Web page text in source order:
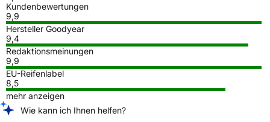
Kundenbewertungen
9,9
Hersteller Goodyear
9,4
Redaktionsmeinungen
9,9
EU-Reifenlabel
8,5
mehr anzeigen
Wie kann ich Ihnen helfen?